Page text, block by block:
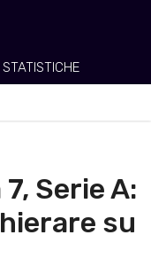
STATISTICHE
Serie A:
su